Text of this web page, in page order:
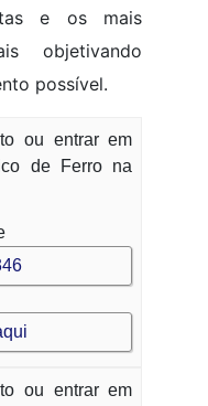
e os mais
objetivando
possível.
ou entrar em
de Ferro na
ou entrar em